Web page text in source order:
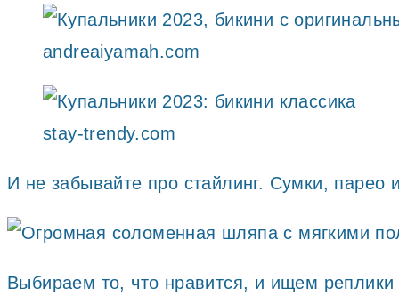
andreaiyamah.com
stay-trendy.com
И не забывайте про стайлинг. Сумки, парео
Выбираем то, что нравится, и ищем